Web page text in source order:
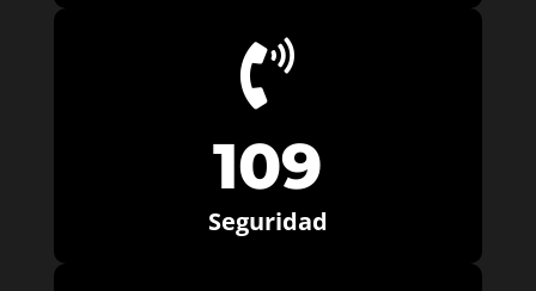

109
Seguridad